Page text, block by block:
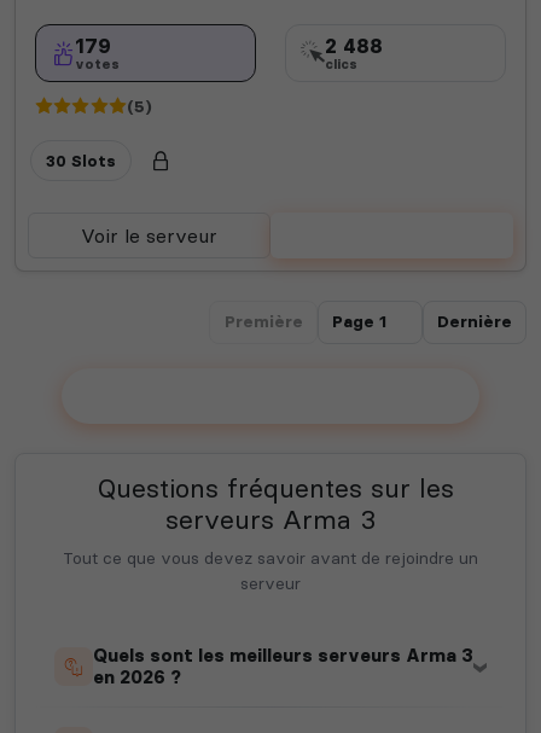
179
votes
2 488
clics
(5)
30 Slots
Voir le serveur
Première Dernière
Questions fréquentes sur les
serveurs Arma 3
Tout ce que vous devez savoir avant de rejoindre un
serveur
Quels sont les meilleurs serveurs Arma 3
en 2026 ?